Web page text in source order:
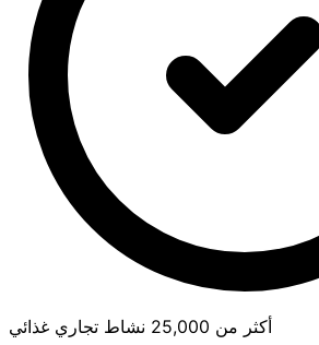
أكثر من 25,000 نشاط تجاري غذائي